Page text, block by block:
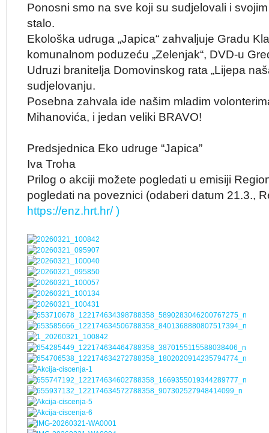
Ponosni smo na sve koji su sudjelovali i
stalo.
Ekološka udruga „Japica“ zahvaljuje Gradu
komunalnom poduzeću „Zelenjak“, DVD-u
Udruzi branitelja Domovinskog rata „Lijepa
sudjelovanju.
Posebna zahvala ide našim mladim
Mihanovića, i jedan veliki BRAVO!
Predsjednica Eko udruge “Japica”
Iva Troha
Prilog o akciji možete pogledati u emisiji
pogledati na poveznici (odaberi datum 21.3.,
https://enz.hrt.hr/ )